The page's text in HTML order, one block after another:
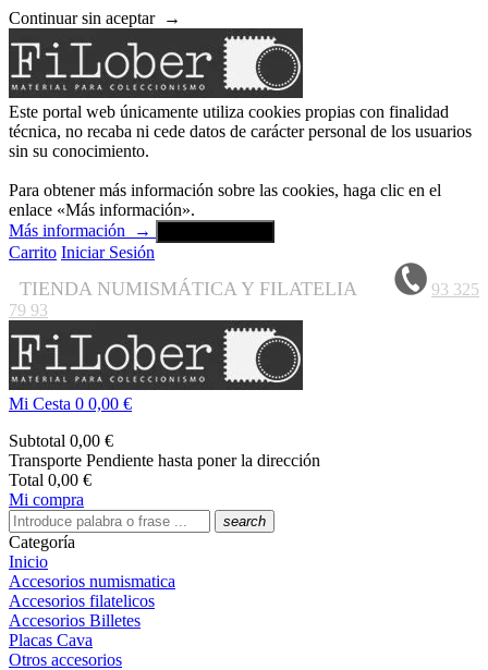
Continuar sin aceptar →
Este portal web únicamente utiliza cookies propias con finalidad
técnica, no recaba ni cede datos de carácter personal de los usuarios
sin su conocimiento.
Para obtener más información sobre las cookies, haga clic en el
enlace «Más información».
Más información
→
Carrito Iniciar Sesión
TIENDA NUMISMÁTICA Y FILATELIA
93 325
79 93
Mi Cesta 0 0,00 €
Subtotal 0,00 €
Transporte Pendiente hasta poner la dirección
Total 0,00 €
Mi compra
search
Categoría
Inicio
Accesorios numismatica
Accesorios filatelicos
Accesorios Billetes
Placas Cava
Otros accesorios